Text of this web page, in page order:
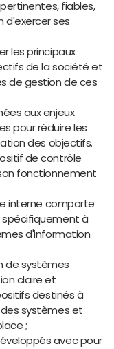
fiables,
d'exercer ses
les principaux
de la société et
de gestion de ces
aux enjeux
pour réduire les
des objectifs.
de contrôle
fonctionnement
interne comporte
spécifiquement à
d'information
de systèmes
claire et
destinés à
systèmes et
;
avec pour